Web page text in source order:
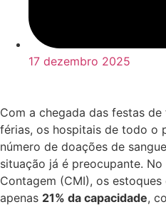
17 dezembro 2025
Com a chegada das festas
férias, os hospitais de todo o
número de doações de
situação já é preocupante.
Contagem (CMI), os
apenas 21% da capacidade,